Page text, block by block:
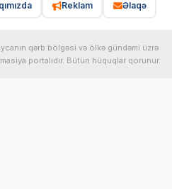
Reklam Əlaqə
qərb bölgəsi və ölkə gündəmi üzrə
portalıdır. Bütün hüquqlar qorunur.